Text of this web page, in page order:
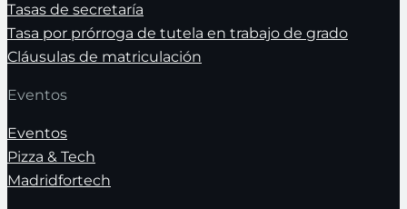
Tasas de secretaría
Tasa por prórroga de tutela en trabajo de grado
Cláusulas de matriculación
Eventos
Eventos
Pizza & Tech
Madridfortech